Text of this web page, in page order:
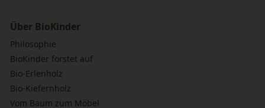
Über BioKinder
Philosophie
BioKinder forstet auf
Bio-Erlenholz
Bio-Kiefernholz
Vom Baum zum Möbel